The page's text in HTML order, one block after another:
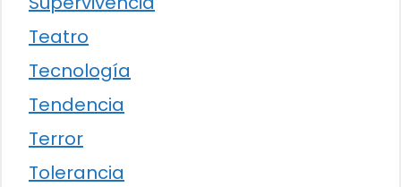
Teatro
Tecnología
Tendencia
Terror
Tolerancia